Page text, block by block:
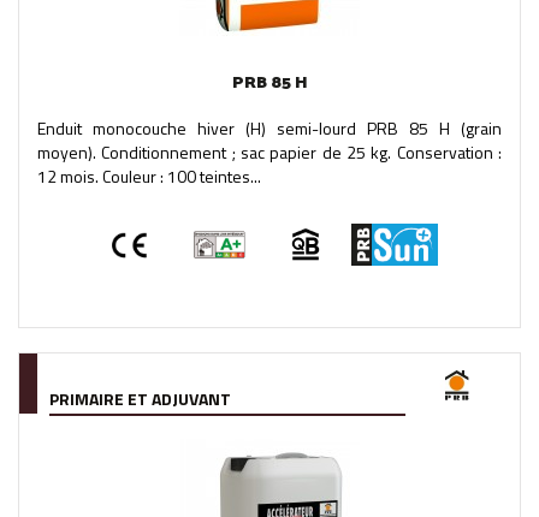
PRB 85 H
Enduit monocouche hiver (H) semi-lourd PRB 85 H (grain
moyen). Conditionnement ; sac papier de 25 kg. Conservation :
12 mois. Couleur : 100 teintes...
PRIMAIRE ET ADJUVANT